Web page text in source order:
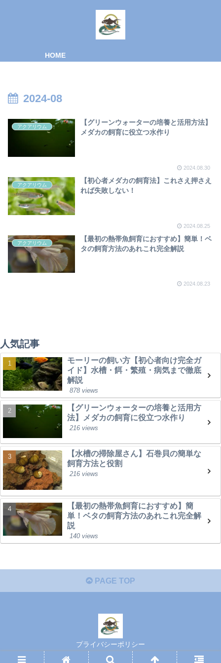
HOME
2024-08
アクアリウム
【グリーンウォーターの培養と活用方法】
メダカの飼育に役立つ水作り
2024.08.30
アクアリウム
【初心者メダカの飼育法】これさえ押さえ
れば失敗しない！
2024.08.25
アクアリウム
【最初の熱帯魚飼育におすすめ】簡単！ベ
タの飼育方法のあれこれ完全解説
2024.08.23
人気記事
モーリーの飼い方【初心者向け完全ガ
イド】水槽・餌・繁殖・病気まで徹底
解説
878 views
【グリーンウォーターの培養と活用方
法】メダカの飼育に役立つ水作り
216 views
【水槽の掃除屋さん】石巻貝の簡単な
飼育方法と役割
216 views
【最初の熱帯魚飼育におすすめ】簡
単！ベタの飼育方法のあれこれ完全解
説
140 views
PAGE TOP
プライバシーポリシー